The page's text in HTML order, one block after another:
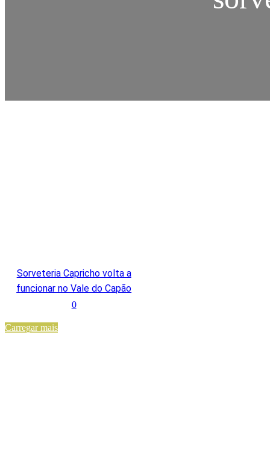
Sorveteria Capricho volta a
funcionar no Vale do Capão
0
Carregar mais